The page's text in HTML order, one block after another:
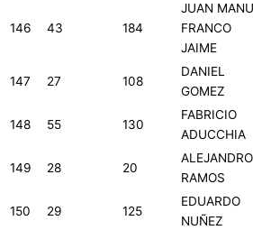
146 43 184
JUAN
FRANCO
JAIME
147 27 108
DANIEL
GOMEZ
148 55 130
FABRICIO
ADUCCHIA
149 28 20
ALEJANDRO
RAMOS
150 29 125
EDUARDO
NUÑEZ